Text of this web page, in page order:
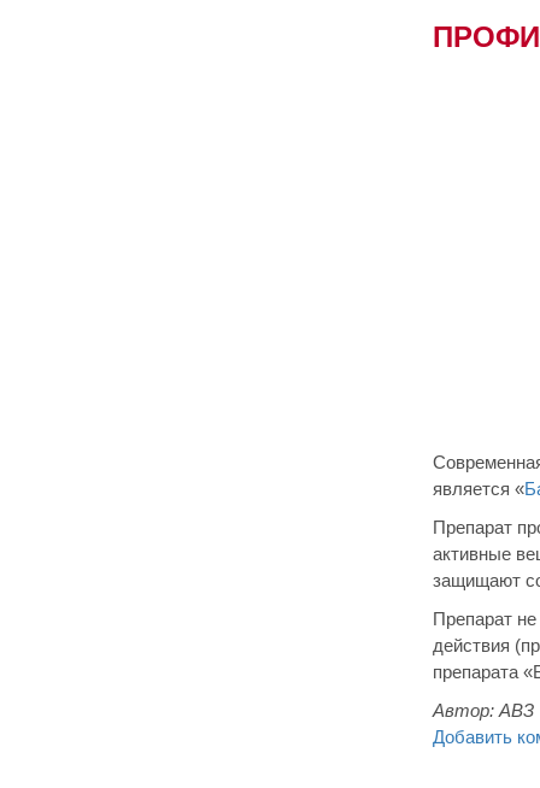
является «
Препарат
активные
защищают
Препарат
действия
препарата
Автор: АВЗ
Добавить